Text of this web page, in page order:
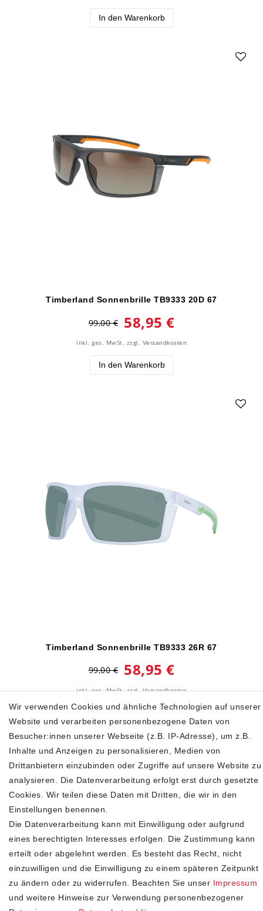
In den Warenkorb
Timberland Sonnenbrille TB9333 20D 67
99,00 € 58,95 €
inkl. ges. MwSt. zzgl. Versandkosten
In den Warenkorb
Timberland Sonnenbrille TB9333 26R 67
99,00 € 58,95 €
inkl. ges. MwSt.zzgl.Versandkosten
In den Warenkorb
SHOP
Impressum
Daten­schutz­erklärung
AGB
Widerrufs­recht
Kontakt
Vertrag widerrufen
STAY CONNECTED
Wir verwenden Cookies und ähnliche Technologien auf unserer
Website und verarbeiten personenbezogene Daten von
Besucher:innen unserer Webseite (z.B. IP-Adresse), um z.B.
Inhalte und Anzeigen zu personalisieren, Medien von
Drittanbietern einzubinden oder Zugriffe auf unsere Website zu
analysieren. Die Datenverarbeitung erfolgt erst durch gesetzte
Cookies. Wir teilen diese Daten mit Dritten, die wir in den
Einstellungen benennen.
Die Datenverarbeitung kann mit Einwilligung oder aufgrund
eines berechtigten Interesses erfolgen. Die Zustimmung kann
erteilt oder abgelehnt werden. Es besteht das Recht, nicht
einzuwilligen und die Einwilligung zu einem späteren Zeitpunkt
zu ändern oder zu widerrufen. Beachten Sie unser Impressum
und weitere Hinweise zur Verwendung personenbezogener